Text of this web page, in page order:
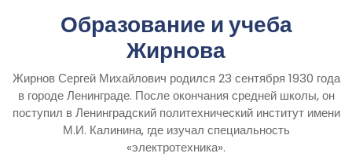
Образование и учеба
Жирнова
Жирнов Сергей Михайлович родился 23 сентября 1930 года
в городе Ленинграде. После окончания средней школы, он
поступил в Ленинградский политехнический институт имени
М.И. Калинина, где изучал специальность
«электротехника».